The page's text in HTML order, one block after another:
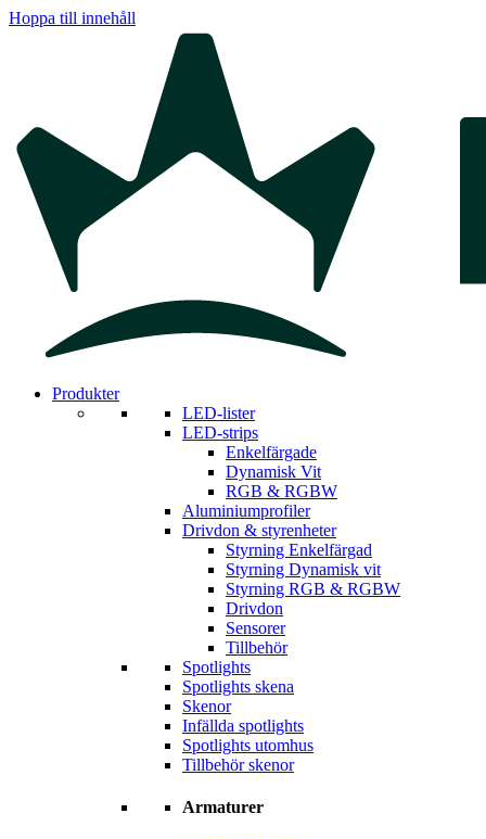
Hoppa till innehåll
Produkter
LED-lister
LED-strips
Enkelfärgade
Dynamisk Vit
RGB & RGBW
Aluminiumprofiler
Drivdon & styrenheter
Styrning Enkelfärgad
Styrning Dynamisk vit
Styrning RGB & RGBW
Drivdon
Sensorer
Tillbehör
Spotlights
Spotlights skena
Skenor
Infällda spotlights
Spotlights utomhus
Tillbehör skenor
Armaturer